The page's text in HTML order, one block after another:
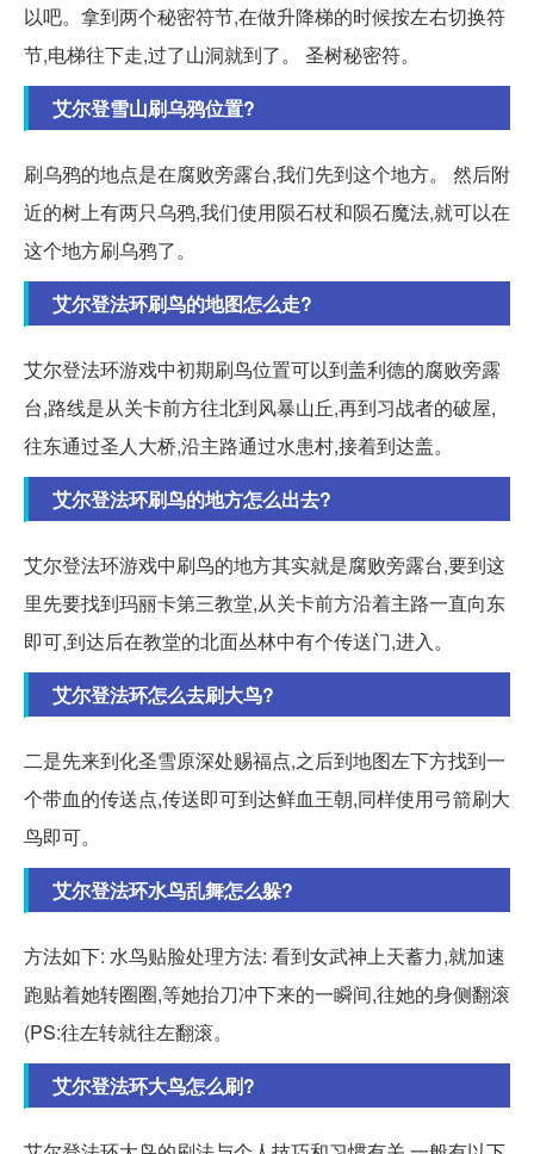
以吧。拿到两个秘密符节,在做升降梯的时候按左右切换符
节,电梯往下走,过了山洞就到了。 圣树秘密符。
艾尔登雪山刷乌鸦位置?
刷乌鸦的地点是在腐败旁露台,我们先到这个地方。 然后附
近的树上有两只乌鸦,我们使用陨石杖和陨石魔法,就可以在
这个地方刷乌鸦了。
艾尔登法环刷鸟的地图怎么走?
艾尔登法环游戏中初期刷鸟位置可以到盖利德的腐败旁露
台,路线是从关卡前方往北到风暴山丘,再到习战者的破屋,
往东通过圣人大桥,沿主路通过水患村,接着到达盖。
艾尔登法环刷鸟的地方怎么出去?
艾尔登法环游戏中刷鸟的地方其实就是腐败旁露台,要到这
里先要找到玛丽卡第三教堂,从关卡前方沿着主路一直向东
即可,到达后在教堂的北面丛林中有个传送门,进入。
艾尔登法环怎么去刷大鸟?
二是先来到化圣雪原深处赐福点,之后到地图左下方找到一
个带血的传送点,传送即可到达鲜血王朝,同样使用弓箭刷大
鸟即可。
艾尔登法环水鸟乱舞怎么躲?
方法如下: 水鸟贴脸处理方法: 看到女武神上天蓄力,就加速
跑贴着她转圈圈,等她抬刀冲下来的一瞬间,往她的身侧翻滚
(PS:往左转就往左翻滚。
艾尔登法环大鸟怎么刷?